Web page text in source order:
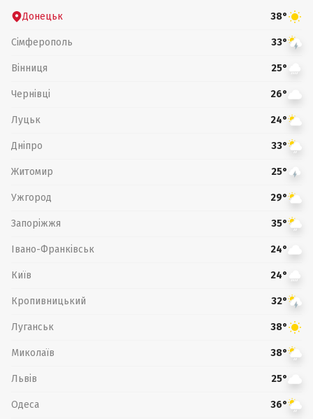
Донецьк 38°
Сімферополь 33°
Вінниця 25°
Чернівці 26°
Луцьк 24°
Дніпро 33°
Житомир 25°
Ужгород 29°
Запоріжжя 35°
Івано-Франківськ 24°
Київ 24°
Кропивницький 32°
Луганськ 38°
Миколаїв 38°
Львів 25°
Одеса 36°